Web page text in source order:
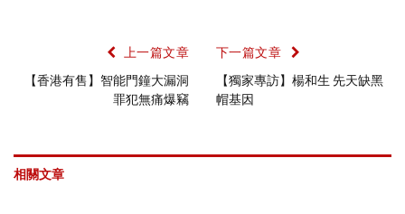
上一篇文章
【香港有售】智能門鐘大漏洞
罪犯無痛爆竊
下一篇文章
【獨家專訪】楊和生 先天缺黑
帽基因
相關文章